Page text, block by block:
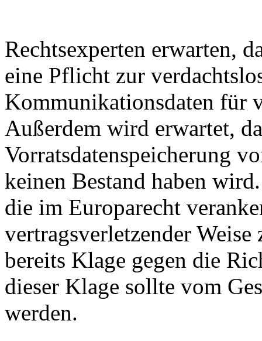
Rechtsexperten erwarten,
eine Pflicht zur
Kommunikationsdaten für
Außerdem wird erwartet,
Vorratsdatenspeicherung
keinen Bestand haben
die im Europarecht
vertragsverletzender
bereits Klage gegen die
dieser Klage sollte vom
werden.